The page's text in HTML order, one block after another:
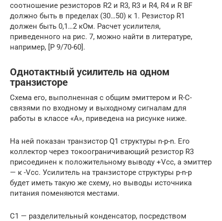
соотношение резисторов R2 и R3, R3 и R4, R4 и R BF
должно быть в пределах (30…50) к 1. Резистор R1
должен быть 0,1…2 кОм. Расчет усилителя,
приведенного на рис. 7, можно найти в литературе,
например, [Р 9/70-60].
Однотактный усилитель на одном
транзисторе
Схема его, выполненная с общим эмиттером и R-C-
связями по входному и выходному сигналам для
работы в классе «А», приведена на рисунке ниже.
На ней показан транзистор Q1 структуры n-p-n. Его
коллектор через токоограничивающий резистор R3
присоединен к положительному выводу +Vcc, а эмиттер
— к -Vcc. Усилитель на транзисторе структуры p-n-p
будет иметь такую же схему, но выводы источника
питания поменяются местами.
C1 — разделительный конденсатор, посредством